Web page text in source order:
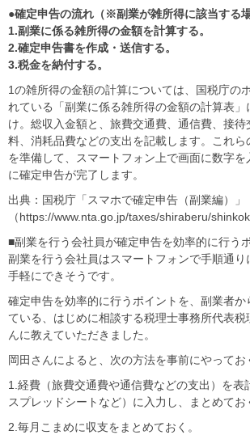
●確定申告の流れ（※副業が雑所得に該当する場
1.副業に係る雑所得の金額を計算する。
2.確定申告書を作成・送信する。
3.税金を納付する。
1の雑所得の金額の計算については、国税庁の
れている「副業に係る雑所得の金額の計算表」
け。総収入金額と、旅費交通費、通信費、接
料、消耗品費などの支出を記載します。これ
を準備して、スマートフォン上で画面に数字
に確定申告が完了します。
出典：国税庁「スマホで確定申告（副業編）」
（https://www.nta.go.jp/taxes/shiraberu/
■副業を行う会社員が確定申告を効率的に行う
副業を行う会社員はスマートフォンで手順通り
手軽にできそうです。
確定申告を効率的に行うポイントを、副業者か
ている、はじめに相談する税理士事務所代表税
んに教えていただきました。
岡田さんによると、次の方法を事前にやってお
1.経費（旅費交通費や通信費などの支出）を表
スプレッドシートなど）に入力し、まとめてお
2.毎月こまめに収支をまとめておく。